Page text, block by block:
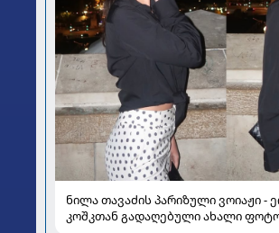
ნილა თავაძის პარიზული ვოიაჟი -
კოშკთან გადაღებული ახალი